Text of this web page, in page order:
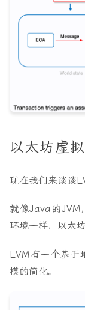
以太坊虚
现在我们来谈谈
就像Java的JVM
环境一样，以太
EVM有一个基于
模的简化。